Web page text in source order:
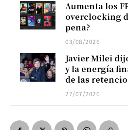
Aumenta los
overclocking
pena?
03/08/2026
Javier Milei
y la energía
de las
27/07/2026